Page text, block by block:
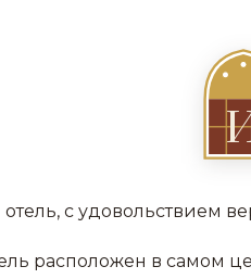
с удовольствием
расположен в самом